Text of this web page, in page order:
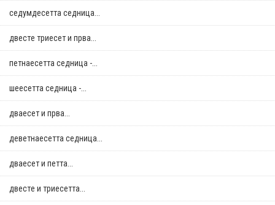
седумдесетта седница...
двестe триесет и прва...
петнаесетта седница -...
шеесетта седница -...
дваесет и прва...
деветнаесетта седница...
дваесет и петта...
двестe и триесетта...